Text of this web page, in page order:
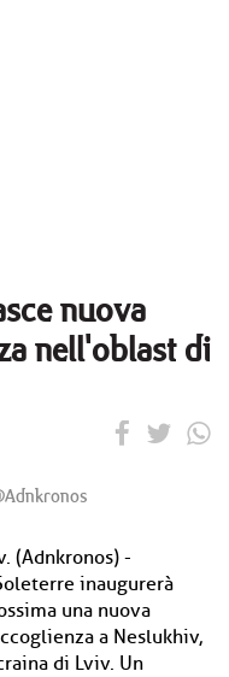
nuova
nell'oblast di
(Adnkronos) -
inaugurerà
una nuova
a Neslukhiv,
di Lviv. Un